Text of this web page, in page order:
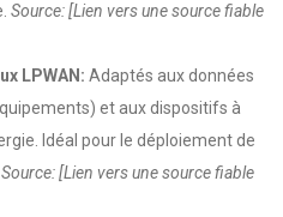
Source: [Lien vers une source fiable
LPWAN: Adaptés aux données
et aux dispositifs à
Idéal pour le déploiement de
Source: [Lien vers une source fiable